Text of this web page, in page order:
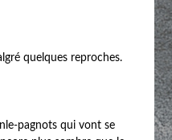
quelques reproches.
pagnots qui vont se